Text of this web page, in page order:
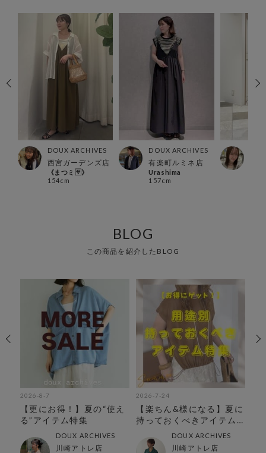
DOUX ARCHIVES
西宮ガーデンズ店
《まつミ🈂️》
154cm
DOUX ARCHIVES
有楽町ルミネ店
Urashima
157cm
BLOG
この商品を紹介したBLOG
2026-8-7
【更にお得！】夏の“使え
る”アイテム特集
DOUX ARCHIVES
川崎アトレ店
2026-7-24
【楽ちん&様になる】夏に
持っておくべきアイテム
DOUX ARCHIVES
川崎アトレ店